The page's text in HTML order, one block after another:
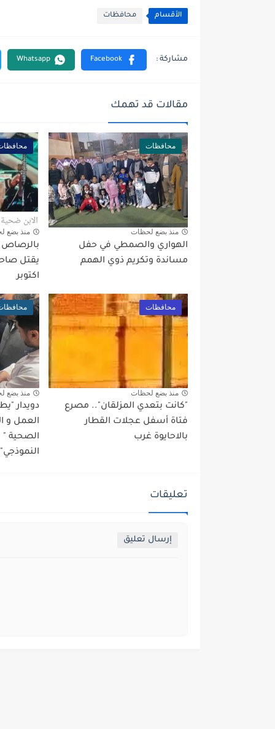
الأقسام محافظات
مقالات قد تهمك
محافظات
منذ بضع لحظات
الهواري والصمطي في حفل
مساندة وتكريم ذوي الهمم
منذ بضع
بالرصاص
يقتل
اكتوبر
محافظات
منذ بضع لحظات
"كانت بتعدي المزلقان".. مصرع
فتاة أسفل عجلات القطار
بالاحايوة غرب
منذ بضع
دويدار
العمل و
الصحية
تعليقات
إرسال تعليق